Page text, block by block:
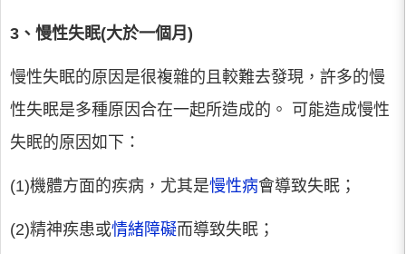
3、慢性失眠(大於一個月)
慢性失眠的原因是很複雜的且較難去發現，許多的慢
性失眠是多種原因合在一起所造成的。 可能造成慢性
失眠的原因如下：
(1)機體方面的疾病，尤其是慢性病會導致失眠；
(2)精神疾患或情緒障礙而導致失眠；